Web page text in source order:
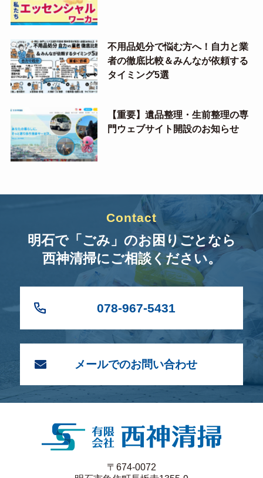
不用品処分で悩む方へ！自力と業
者の徹底比較＆みんなが依頼する
タイミング5選
【重要】遺品整理・生前整理の専
門ウェブサイト開設のお知らせ
Contact
明石で「ごみ」のお困りごとなら
西神清掃にご相談ください。
078-967-5431
メールでのお問い合わせ
〒674-0072